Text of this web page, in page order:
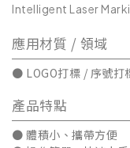
Intelligent Laser
應用材質 / 領域
● LOGO打標 / 序號打
產品特點
● 體積小、攜帶方便